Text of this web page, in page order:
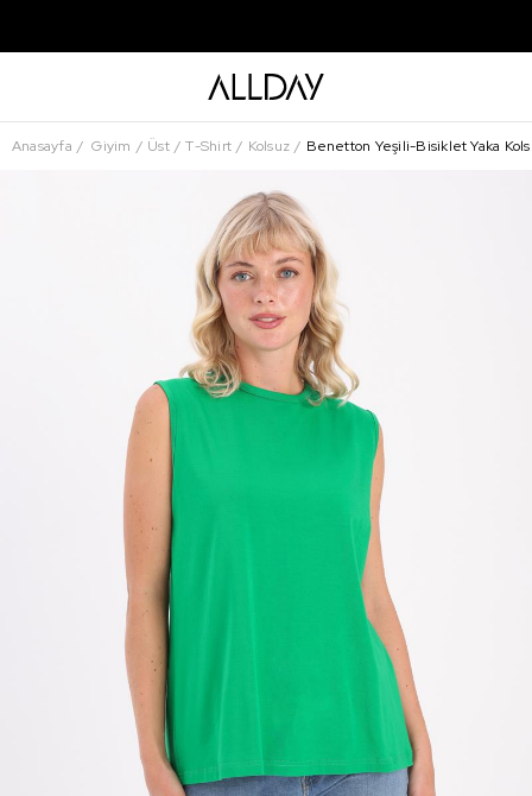
Anasayfa Giyim Üst T-Shirt Kolsuz Benetton Yeşili-Bisiklet Yaka